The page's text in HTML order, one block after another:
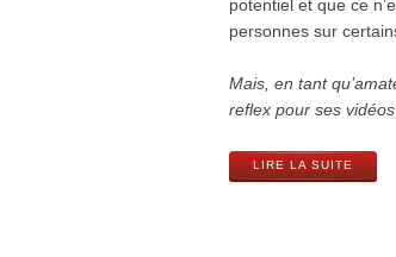
potentiel et que ce
personnes sur
Mais, en tant
reflex pour ses
LIRE LA SUITE